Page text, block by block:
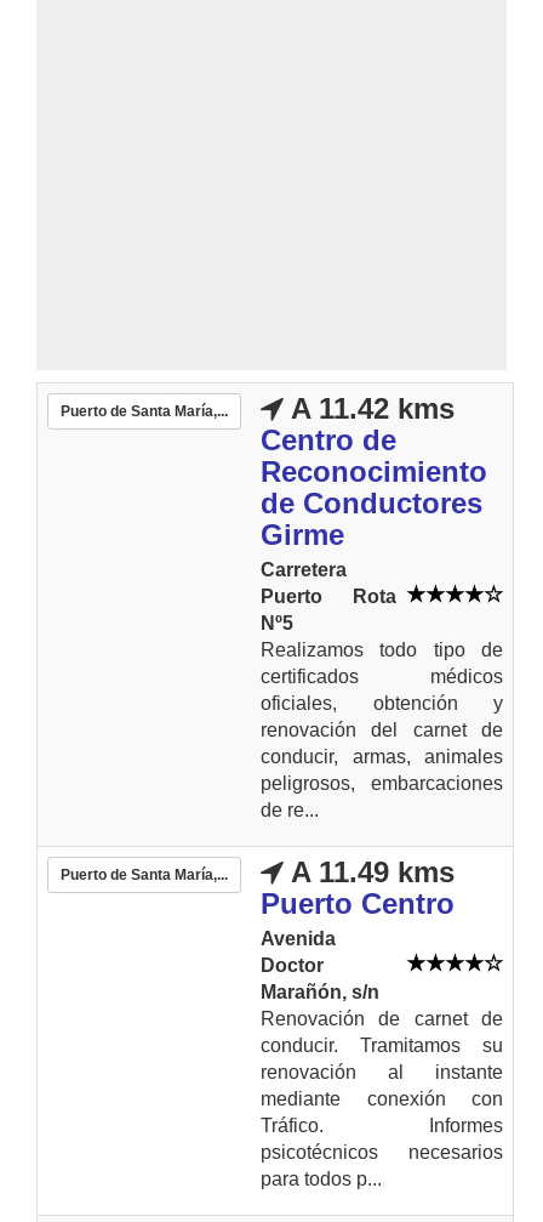
Puerto de Santa María,...
A 11.42 kms
Centro de
Reconocimiento
de Conductores
Girme
Carretera
Puerto Rota
Nº5
Realizamos todo tipo de
certificados médicos
oficiales, obtención y
renovación del carnet de
conducir, armas, animales
peligrosos, embarcaciones
de re...
Puerto de Santa María,...
A 11.49 kms
Puerto Centro
Avenida
Doctor
Marañón, s/n
Renovación de carnet de
conducir. Tramitamos su
renovación al instante
mediante conexión con
Tráfico. Informes
psicotécnicos necesarios
para todos p...